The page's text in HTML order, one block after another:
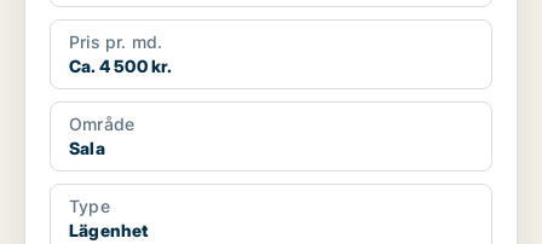
Pris pr. md.
Ca. 4 500 kr.
Område
Sala
Type
Lägenhet